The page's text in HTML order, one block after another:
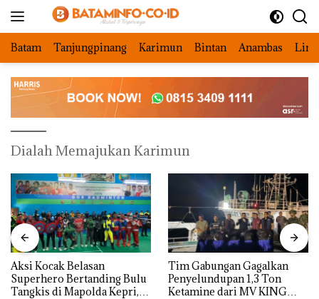
Batam Tanjungpinang Karimun Bintan Anambas
Dialah Memajukan Karimun
Aksi Kocak Belasan
Superhero Bertanding Bulu
Tangkis di Mapolda Kepri,
Tim Gabungan Gagalkan
Penyelundupan 1,3 Ton
Ketamine dari MV KING